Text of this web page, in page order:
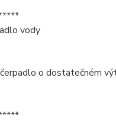
vody
o dostatečném